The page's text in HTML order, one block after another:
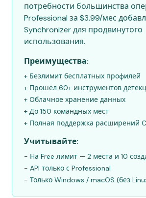
потребности большинства
Professional за $3.99/мес
Synchronizer для продвинутого
использования.
Преимущества:
+ Безлимит бесплатных профилей
+ Прошёл 60+ инструментов
+ Облачное хранение данных
+ До 150 командных мест
+ Полная поддержка расширений
Учитывайте:
- На Free лимит — 2 места и 10
- API только с Professional
- Только Windows / macOS (без